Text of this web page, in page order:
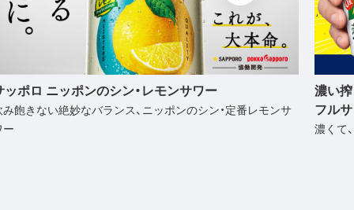
い搾りレモンサワー ノンアルコール・濃い搾りグレ
ルサワー ノンアルコール
くて、旨くて、大満足！
飲み
甘くな